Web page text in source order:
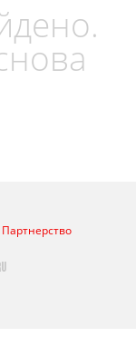
Партнерство